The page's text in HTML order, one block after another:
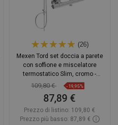
(26)
Mexen Tord set doccia a parete
con soffione e miscelatore
termostatico Slim, cromo -
77105200-00
109,80 € -19,95%
87,89 €
Prezzo di listino: 109,80 €
Prezzo più basso: 87,89 €